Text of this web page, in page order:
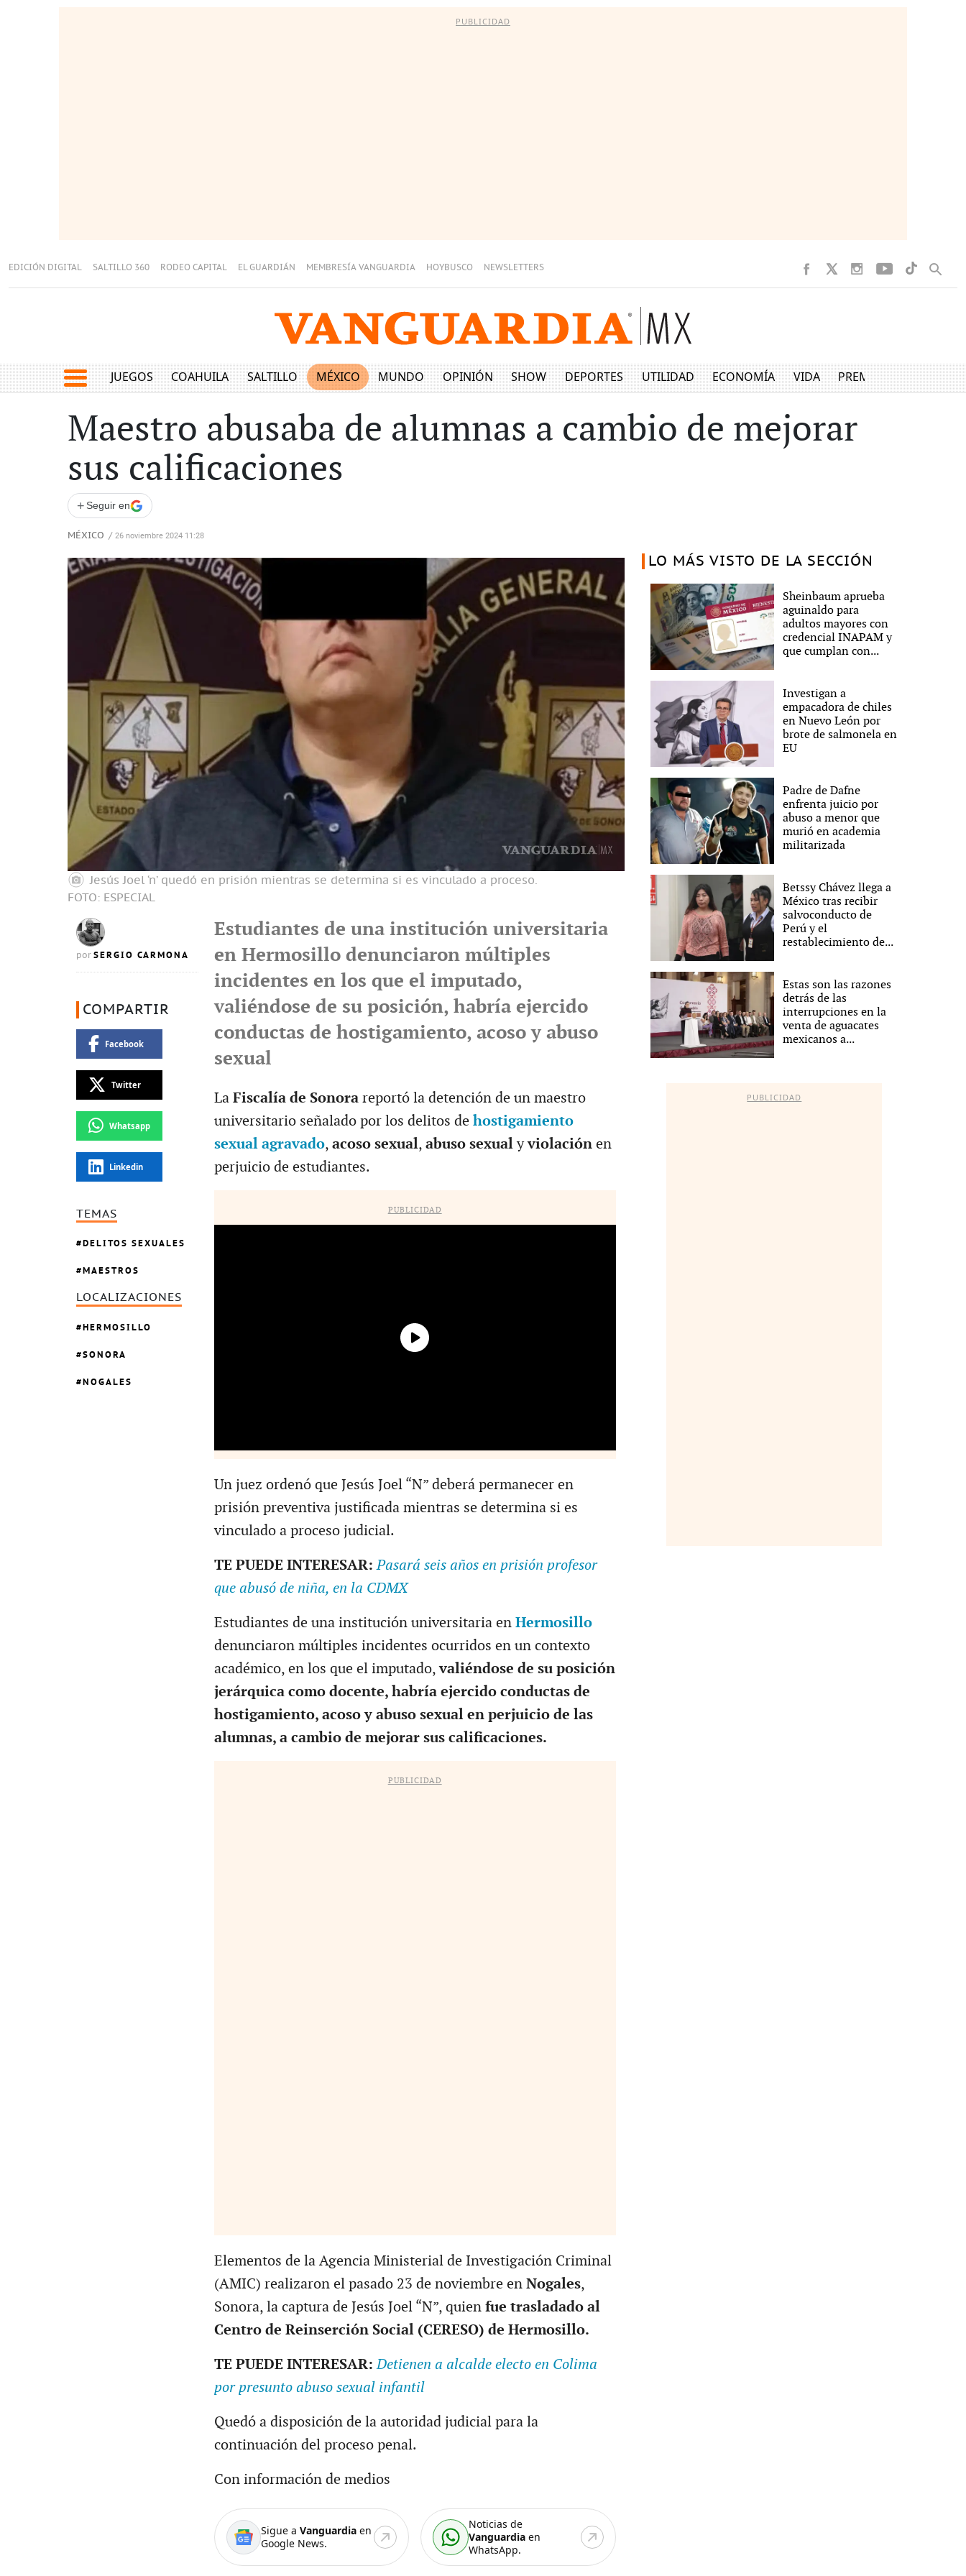
PUBLICIDAD
EDICIÓN DIGITAL SALTILLO 360 RODEO CAPITAL EL GUARDIÁN MEMBRESÍA VANGUARDIA HOYBUSCO NEWSLETTERS
JUEGOS COAHUILA SALTILLO MÉXICO MUNDO OPINIÓN SHOW DEPORTES UTILIDAD ECONOMÍA VIDA PREMIUM
Maestro abusaba de alumnas a cambio de mejorar
sus calificaciones
+ Seguir en
MÉXICO / 26 noviembre 2024 11:28
Jesús Joel ‘n’ quedó en prisión mientras se determina si es vinculado a proceso.
FOTO: ESPECIAL
por SERGIO CARMONA
COMPARTIR
Facebook
Twitter
Whatsapp
Linkedin
TEMAS
DELITOS SEXUALES
MAESTROS
LOCALIZACIONES
HERMOSILLO
SONORA
NOGALES
Estudiantes de una institución universitaria
en Hermosillo denunciaron múltiples
incidentes en los que el imputado,
valiéndose de su posición, habría ejercido
conductas de hostigamiento, acoso y abuso
sexual
La Fiscalía de Sonorareportó la detención de un maestro
universitario señalado por los delitos de hostigamiento
sexual agravado, acoso sexual, abuso sexualyviolaciónen
perjuicio de estudiantes.
PUBLICIDAD
Un juez ordenó que Jesús Joel “N” deberá permanecer en
prisión preventiva justificada mientras se determina si es
vinculado a proceso judicial.
TE PUEDE INTERESAR:Pasará seis años en prisión profesor
que abusó de niña, en la CDMX
Estudiantes de una institución universitaria en Hermosillo
denunciaron múltiples incidentes ocurridos en un contexto
académico, en los que el imputado,valiéndose de su posición
jerárquica como docente, habría ejercido conductas de
hostigamiento, acoso y abuso sexual en perjuicio de las
alumnas, a cambio de mejorar sus calificaciones.
PUBLICIDAD
Elementos de la Agencia Ministerial de Investigación Criminal
(AMIC) realizaron el pasado 23 de noviembre en Nogales,
Sonora, la captura de Jesús Joel “N”, quien fue trasladado al
Centro de Reinserción Social (CERESO) de Hermosillo.
TE PUEDE INTERESAR:Detienen a alcalde electo en Colima
por presunto abuso sexual infantil
Quedó a disposición de la autoridad judicial para la
continuación del proceso penal.
Con información de medios
Sigue a Vanguardiaen
Google News.
Noticias de
Vanguardia en
WhatsApp.
LO MÁS VISTO DE LA SECCIÓN
Sheinbaum aprueba
aguinaldo para
adultos mayores con
credencial INAPAM y
que cumplan con...
Investigan a
empacadora de chiles
en Nuevo León por
brote de salmonela en
EU
Padre de Dafne
enfrenta juicio por
abuso a menor que
murió en academia
militarizada
Betssy Chávez llega a
México tras recibir
salvoconducto de
Perú y el
restablecimiento de...
Estas son las razones
detrás de las
interrupciones en la
venta de aguacates
mexicanos a...
PUBLICIDAD